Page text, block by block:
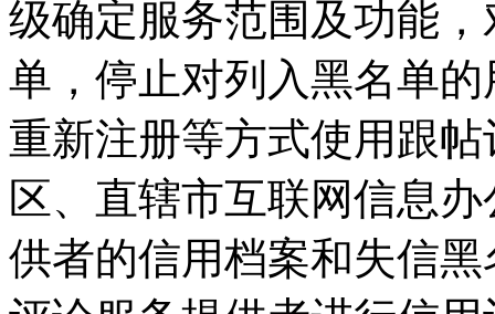
级确定服务范围及功能
单，停止对列入黑名单
重新注册等方式使用跟
区、直辖市互联网信息
供者的信用档案和失信